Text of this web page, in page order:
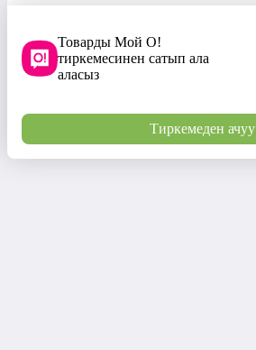
Товарды Мой О!
тиркемесинен сатып ала
аласыз
Тиркемеден ачуу